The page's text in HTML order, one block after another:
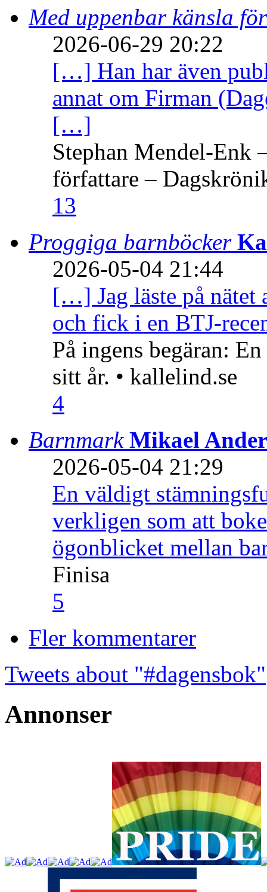
Med uppenbar känsla
2026-06-29 20:22
[…] Han har även
annat om Firman
[…]
Stephan Mendel-Enk
författare –
13
Proggiga barnböcker
2026-05-04 21:44
[…] Jag läste på nätet
och fick i en BTJ-
På ingens begäran:
sitt år. • kallelind.se
4
Barnmark Mikael
2026-05-04 21:29
En väldigt
verkligen som att
ögonblicket mellan
Finisa
5
Fler kommentarer
Tweets about "#dagensbok"
Annonser